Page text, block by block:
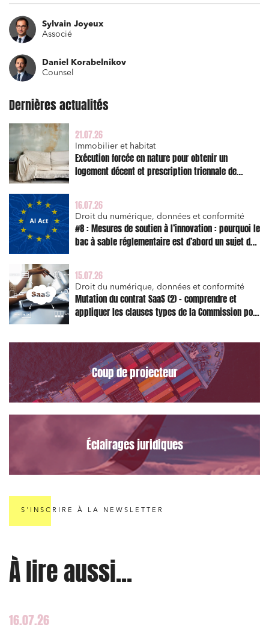
Sylvain Joyeux
Associé
Daniel Korabelnikov
Counsel
Dernières actualités
21.07.26
Immobilier et habitat
Exécution forcée en nature pour obtenir un
logement décent et prescription triennale de
16.07.26
Droit du numérique, données et conformité
#8 : Mesures de soutien à l’innovation : pourquoi le
bac à sable réglementaire est d’abord un sujet de
15.07.26
Droit du numérique, données et conformité
Mutation du contrat SaaS (2) – comprendre et
appliquer les clauses types de la Commission pour
Coup de projecteur
Éclairages juridiques
S'INSCRIRE À LA NEWSLETTER
À lire aussi...
16.07.26